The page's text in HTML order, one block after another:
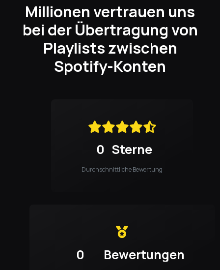
Millionen vertrauen uns
bei der Übertragung von
Playlists zwischen
Spotify-Konten
0 Sterne
Durchschnittliche Bewertung
0 Bewertungen